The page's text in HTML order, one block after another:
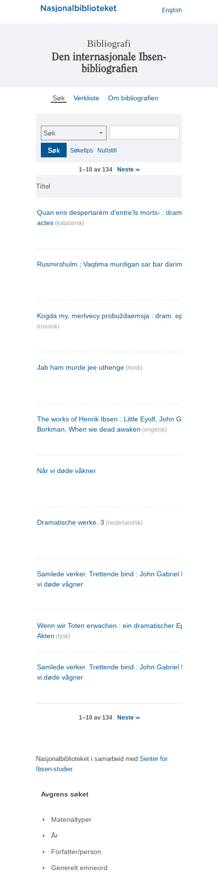
English
Bibliografi
Den internasjonale Ibsen-
bibliografien
Søk Verkliste Om bibliografien
Søk
Søk Søketips Nullstill
1–10 av 134 Neste >>
Tittel
Quan ens despertarém d'entre'ls morts- : drama en tres
actes (katalansk)
Rusmirshulm ; Vaqtima murdigan sar bar darim
Kogda my, mertvecy probuždaemsja : dram. epilog v 3 d
(russisk)
Jab ham murde jee uthenge (hindi)
The works of Henrik Ibsen : Little Eyolf, John Gabriel
Borkman, When we dead awaken (engelsk)
Når vi døde våkner
Dramatische werke. 3 (nederlandsk)
Samlede verker. Trettende bind : John Gabriel Borkman ;
vi døde vågner
Wenn wir Toten erwachen : ein dramatischer Epilog in drei
Akten (tysk)
Samlede verker. Trettende bind : John Gabriel Borkman ;
vi døde vågner
1–10 av 134 Neste >>
Nasjonalbiblioteket i samarbeid med Senter for
Ibsen-studier
Avgrens søket
Materialtyper
År
Forfatter/person
Generelt emneord